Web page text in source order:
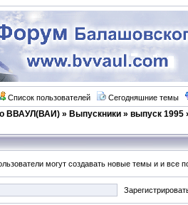
Список пользователей Сегодняшние темы
ВВАУЛ(ВАИ)» Выпускники» выпуск 1995
могут создавать новые темы и и все